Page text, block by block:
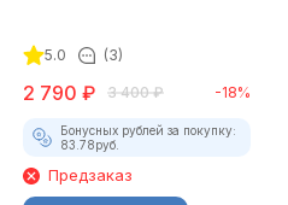
5.0 (3)
2 790 ₽ 3 400 ₽ -18%
Бонусных рублей за покупку:
83.78руб.
Предзаказ